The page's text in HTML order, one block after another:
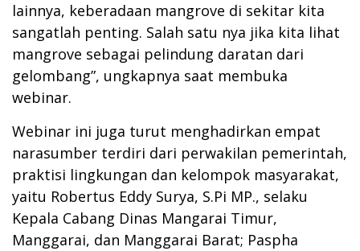
lainnya, keberadaan mangrove di sekitar kita
sangatlah penting. Salah satu nya jika kita lihat
mangrove sebagai pelindung daratan dari
gelombang”, ungkapnya saat membuka
webinar.
Webinar ini juga turut menghadirkan empat
narasumber terdiri dari perwakilan pemerintah,
praktisi lingkungan dan kelompok masyarakat,
yaitu Robertus Eddy Surya, S.Pi MP., selaku
Kepala Cabang Dinas Mangarai Timur,
Manggarai, dan Manggarai Barat; Paspha